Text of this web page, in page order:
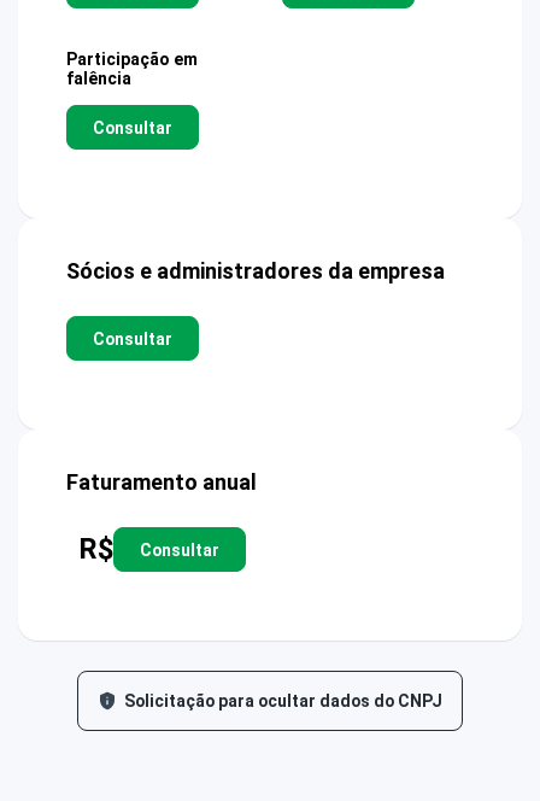
Participação em
falência
Consultar
Sócios e administradores da empresa
Consultar
Faturamento anual
R$ Consultar
Solicitação para ocultar dados do CNPJ